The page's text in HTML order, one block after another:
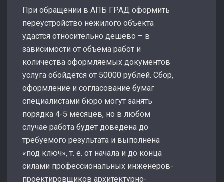
При обращении в АПБ ГРАД оформить
переустройство нежилого объекта
удастся относительно дешево – в
зависимости от объема работ и
количества оформляемых документов
услуга обойдется от 50000 рублей. Сбор,
оформление и согласование бумаг
специалистами бюро могут занять
порядка 4-5 месяцев, но в любом
случае работа будет доведена до
требуемого результата и выполнена
«под ключ», т. е. от начала и до конца
силами профессиональных инженеров-
проектировщиков архитектурно-